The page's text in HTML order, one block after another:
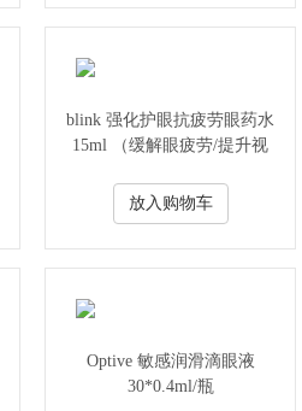
blink 强化护眼抗疲劳眼药水
15ml （缓解眼疲劳/提升视
放入购物车
Optive 敏感润滑滴眼液
30*0.4ml/瓶